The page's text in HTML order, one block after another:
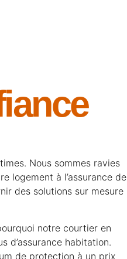
Nous sommes ravies
logement à l’assurance de
des solutions sur mesure
notre courtier en
d’assurance habitation.
de protection à un prix